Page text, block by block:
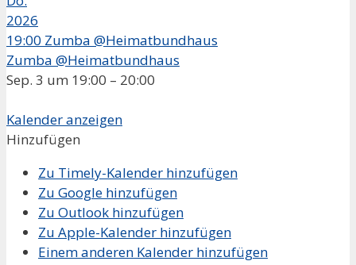
2026
19:00 Zumba @Heimatbundhaus
Zumba @Heimatbundhaus
Sep. 3 um 19:00 – 20:00
Kalender anzeigen
Hinzufügen
Zu Timely-Kalender hinzufügen
Zu Google hinzufügen
Zu Outlook hinzufügen
Zu Apple-Kalender hinzufügen
Einem anderen Kalender hinzufügen